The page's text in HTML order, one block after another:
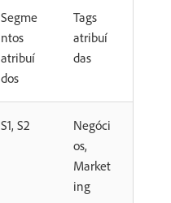
Segme
ntos
atribuí
dos
Tags
atribuí
das
S1, S2
Negóci
os,
Market
ing